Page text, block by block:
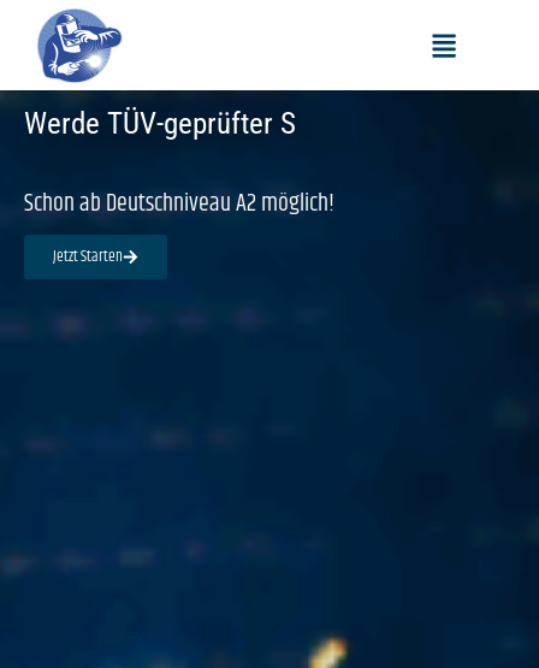
Gutes Geld. Guter Job!
Werde TÜV-geprüfter S
Schon ab Deutschniveau A2 möglich!
Jetzt Starten